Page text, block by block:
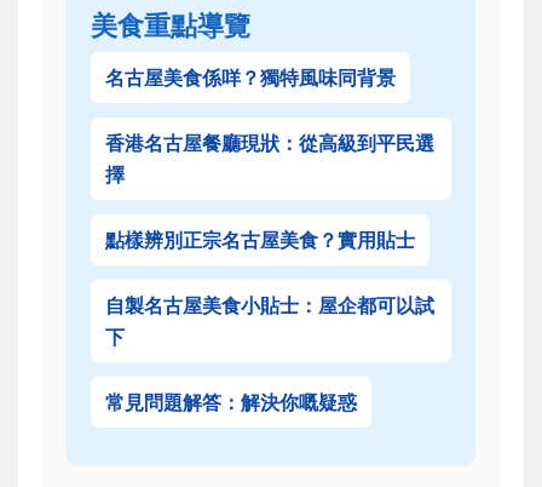
美食重點導覽
名古屋美食係咩？獨特風味同背景
香港名古屋餐廳現狀：從高級到平民選
擇
點樣辨別正宗名古屋美食？實用貼士
自製名古屋美食小貼士：屋企都可以試
下
常見問題解答：解決你嘅疑惑